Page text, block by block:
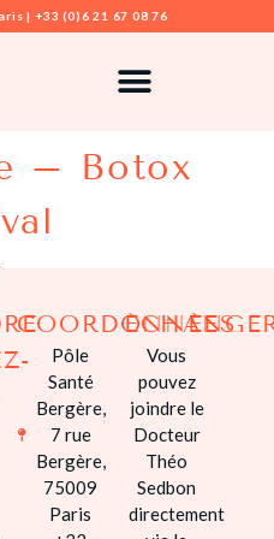
| +33 (0)6 21 67 08 76
DR. SEDBON
CHIRURGIE
CHIRURGIE
SILHOUETTE
CHIRURGIE
INTIME
– Botox
COORDONNÉES
Pôle
Santé
Bergère,
7 rue
Bergère,
75009
Paris
Vous
pouvez
joindre le
Docteur
Théo
Sedbon
directement